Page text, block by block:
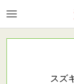
スズ